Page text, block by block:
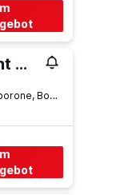
Peermont Mondior - Gaborone
Plot 21117, Gaborone, Botswana